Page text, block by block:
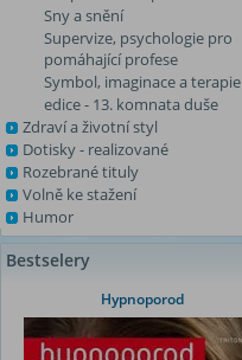
Sny a snění
Supervize, psychologie pro
pomáhající profese
Symbol, imaginace a terapie
edice - 13. komnata duše
Zdraví a životní styl
Dotisky - realizované
Rozebrané tituly
Volně ke stažení
Humor
Bestselery
Hypnoporod